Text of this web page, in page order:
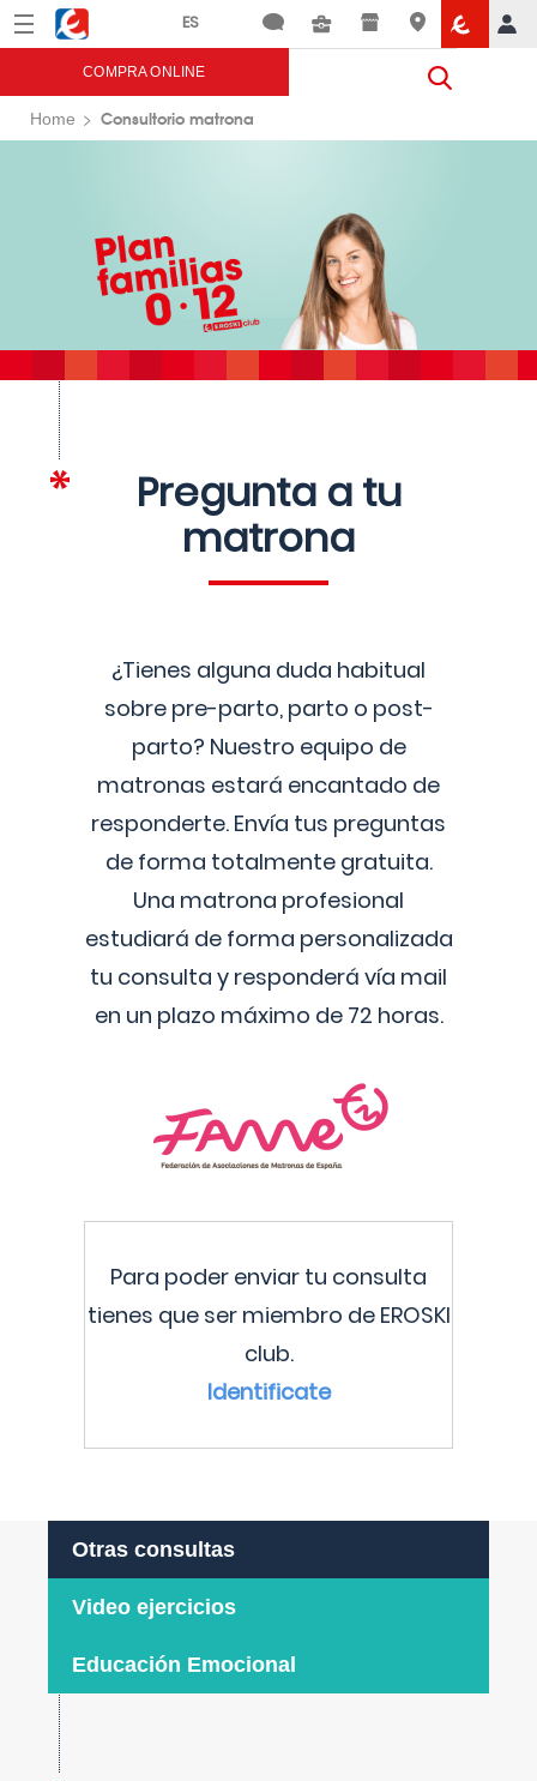
Menú Eroski
COMPRA ONLINE
Home Consultorio matrona
Pregunta a tu
matrona
¿Tienes alguna duda habitual
sobre pre-parto, parto o post-
parto? Nuestro equipo de
matronas estará encantado de
responderte. Envía tus preguntas
de forma totalmente gratuita.
Una matrona profesional
estudiará de forma personalizada
tu consulta y responderá vía mail
en un plazo máximo de 72 horas.
Para poder enviar tu consulta
tienes que ser miembro de EROSKI
club.
Identificate
Otras consultas
Video ejercicios
Educación Emocional